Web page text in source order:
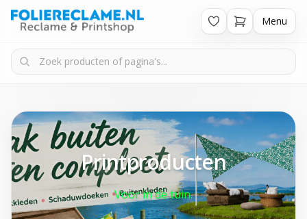
Menu
Printproducten
Voor in de tuin.